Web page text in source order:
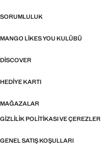
SORUMLULUK
MANGO LIKES YOU KULÜBÜ
DISCOVER
HEDIYE KARTI
MAĞAZALAR
GIZLILIK POLITIKASI VE ÇEREZLER
GENEL SATIŞ KOŞULLARI